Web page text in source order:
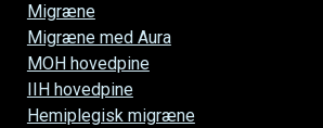
navigationen
Migræne
Migræne med Aura
MOH hovedpine
IIH hovedpine
Hemiplegisk migræne